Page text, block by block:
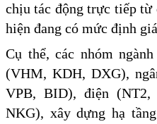
chịu tác động trực tiếp từ
hiện đang có mức định
Cụ thể, các nhóm
(VHM, KDH, DXG),
VPB, BID), điện (NT2,
NKG), xây dựng hạ